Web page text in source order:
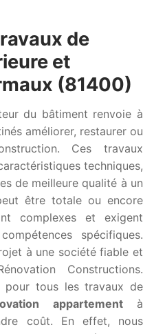
de
et
(81400)
du bâtiment renvoie à
améliorer, restaurer ou
Ces travaux
techniques,
de meilleure qualité à un
être totale ou encore
complexes et exigent
spécifiques.
à une société fiable et
Constructions.
pour tous les travaux de
appartementà
coût. En effet, nous